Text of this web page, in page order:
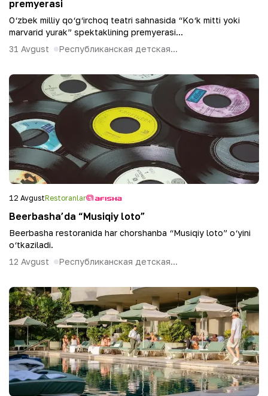
premyerasi
O‘zbek milliy qo‘g‘irchoq teatri sahnasida “Ko‘k mitti yoki
marvarid yurak” spektaklining premyerasi...
31 Avgust
Республиканская детская...
12 AvgustRestoranlar
Beerbasha’da “Musiqiy loto”
Beerbasha restoranida har chorshanba “Musiqiy loto” o‘yini
o‘tkaziladi.
12 Avgust
Республиканская детская...